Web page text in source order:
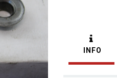
INFO